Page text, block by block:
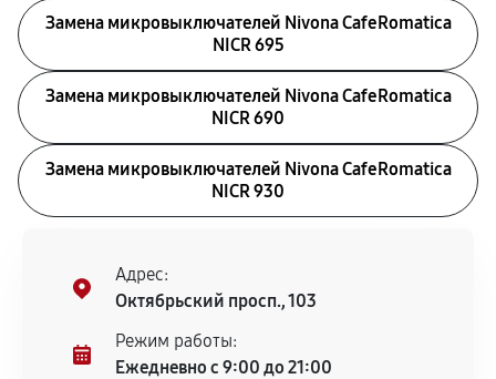
Замена микровыключателей Nivona CafeRomatica
NICR 695
Замена микровыключателей Nivona CafeRomatica
NICR 690
Замена микровыключателей Nivona CafeRomatica
NICR 930
Адрес:
Октябрьский просп., 103
Режим работы:
Ежедневно с 9:00 до 21:00